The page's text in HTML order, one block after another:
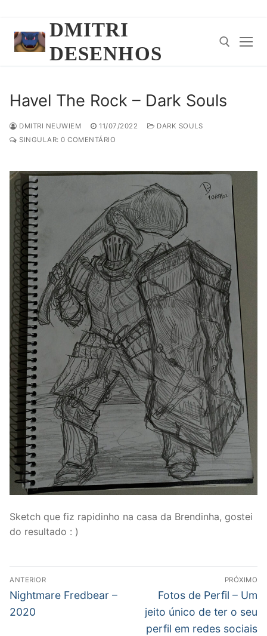
para
DMITRI
DESENHOS
Pesquisar por:
Havel The Rock – Dark Souls
DMITRI NEUWIEM 11/07/2022
DARK SOULS
SINGULAR: 0 COMENTÁRIO
Sketch que fiz rapidinho na casa da Brendinha, gostei
do resultado : )
Navegação
de
Post
ANTERIOR
Post
anterior:
Nightmare Fredbear –
2020
PRÓXIMO
Próximo
post:
Fotos de Perfil – Um
jeito único de ter o seu
perfil em redes sociais